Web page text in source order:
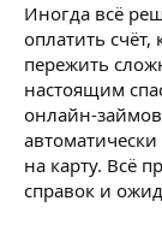
Иногда всё
оплатить счёт,
пережить
настоящим
онлайн-
на карту. Всё
справок и